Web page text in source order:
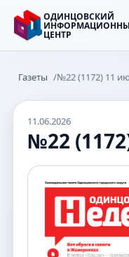
ОДИНЦОВСКИЙ
ЦЕНТР
Газеты /№22 (1172) 11
11.06.2026
№22